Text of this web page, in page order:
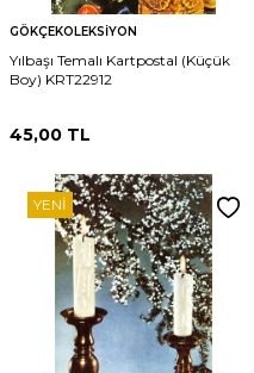
GÖKÇEKOLEKSIYON
Yılbaşı Temalı Kartpostal (Küçük
Boy) KRT22912
45,00 TL
YENI